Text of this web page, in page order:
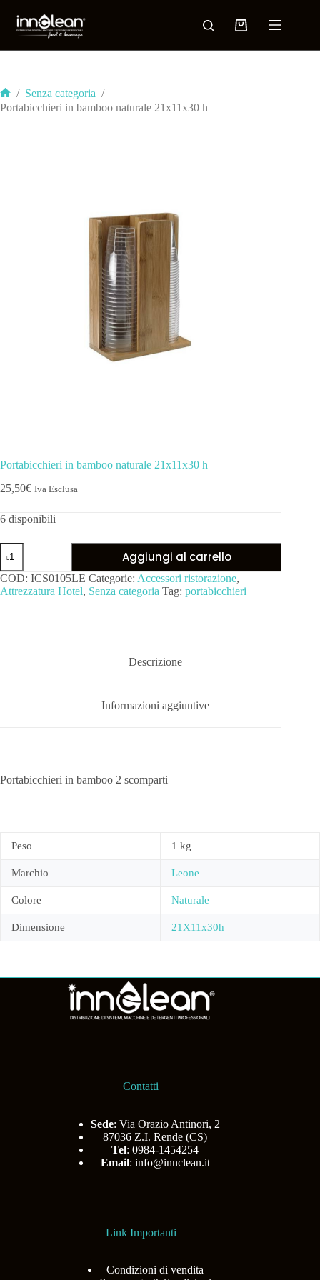
/ Senza categoria /
Portabicchieri in bamboo naturale 21x11x30 h
Portabicchieri in bamboo naturale 21x11x30 h
25,50€ Iva Esclusa
6 disponibili
Aggiungi al carrello
COD: ICS0105LE Categorie: Accessori ristorazione,
Attrezzatura Hotel, Senza categoria Tag: portabicchieri
Descrizione
Informazioni aggiuntive
Portabicchieri in bamboo 2 scomparti
Peso 1 kg
Marchio Leone
Colore Naturale
Dimensione 21X11x30h
Contatti
Sede: Via Orazio Antinori, 2
87036 Z.I. Rende (CS)
Tel: 0984-1454254
Email: info@innclean.it
Link Importanti
Condizioni di vendita